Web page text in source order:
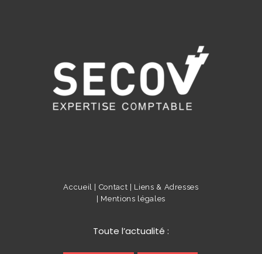
Accueil | Contact | Liens & Adresses
| Mentions légales
Toute l’actualité :